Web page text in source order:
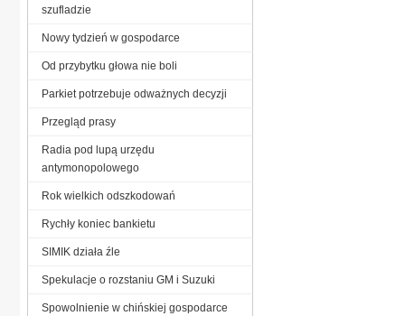
szufladzie
Nowy tydzień w gospodarce
Od przybytku głowa nie boli
Parkiet potrzebuje odważnych decyzji
Przegląd prasy
Radia pod lupą urzędu
antymonopolowego
Rok wielkich odszkodowań
Rychły koniec bankietu
SIMIK działa źle
Spekulacje o rozstaniu GM i Suzuki
Spowolnienie w chińskiej gospodarce